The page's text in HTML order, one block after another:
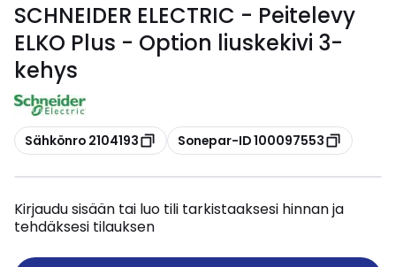
SCHNEIDER ELECTRIC - Peitelevy
ELKO Plus - Option liuskekivi 3-
kehys
Kopioi
Sähkönro 2104193 Kopioi
Sonepar-ID 100097553
Kirjaudu sisään tai luo tili tarkistaaksesi hinnan ja
tehdäksesi tilauksen